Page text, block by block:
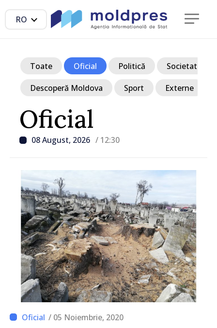
RO
Oficial
08 August, 2026 / 12:30
Toate Oficial Politică Societate
Descoperă Moldova Sport Externe
/ 05 Noiembrie, 2020